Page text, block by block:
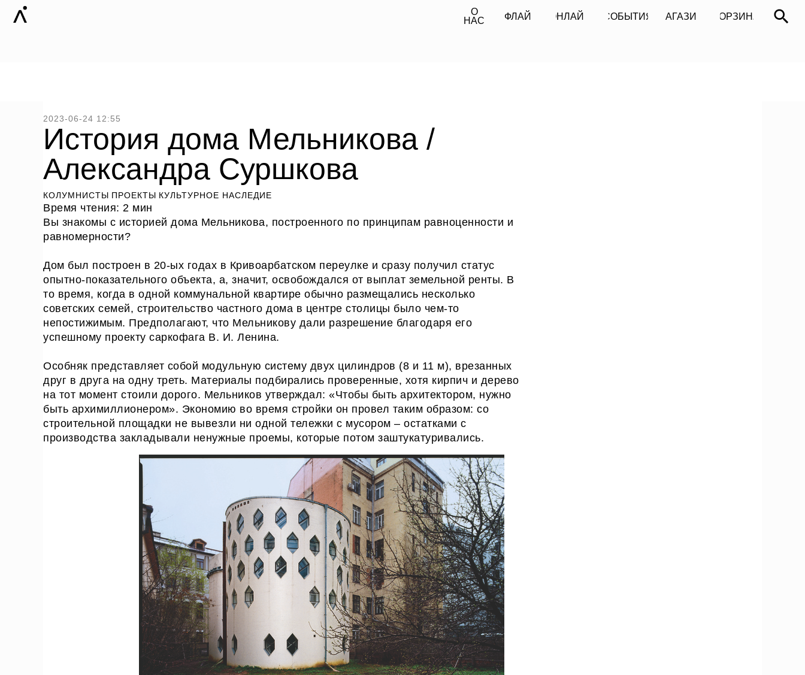
ОФЛАЙН ОНЛАЙН СОБЫТИЯ МАГАЗИН КОРЗИНА
ОФЛАЙН ОНЛАЙН СОБЫТИЯ МАГАЗИН КОРЗИНА
2023-06-24 12:55
История дома Мельникова /
Александра Суршкова
КОЛУМНИСТЫ ПРОЕКТЫ КУЛЬТУРНОЕ НАСЛЕДИЕ
Время чтения: 2 мин
Вы знакомы с историей дома Мельникова, построенного по принципам равноценности и
равномерности?
Дом был построен в 20-ых годах в Кривоарбатском переулке и сразу получил статус
опытно-показательного объекта, а, значит, освобождался от выплат земельной ренты. В
то время, когда в одной коммунальной квартире обычно размещались несколько
советских семей, строительство частного дома в центре столицы было чем-то
непостижимым. Предполагают, что Мельникову дали разрешение благодаря его
успешному проекту саркофага В. И. Ленина.
Особняк представляет собой модульную систему двух цилиндров (8 и 11 м), врезанных
друг в друга на одну треть. Материалы подбирались проверенные, хотя кирпич и дерево
на тот момент стоили дорого. Мельников утверждал: «Чтобы быть архитектором, нужно
быть архимиллионером». Экономию во время стройки он провел таким образом: со
строительной площадки не вывезли ни одной тележки с мусором – остатками с
производства закладывали ненужные проемы, которые потом заштукатуривались.